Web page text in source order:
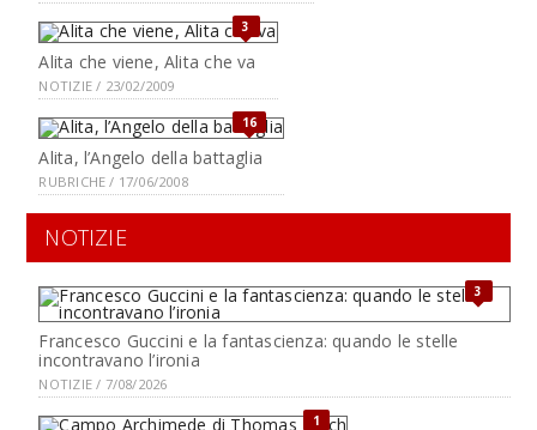
3
Alita che viene, Alita che va
NOTIZIE / 23/02/2009
16
Alita, l’Angelo della battaglia
RUBRICHE / 17/06/2008
NOTIZIE
3
Francesco Guccini e la fantascienza: quando le stelle
incontravano l’ironia
NOTIZIE / 7/08/2026
1